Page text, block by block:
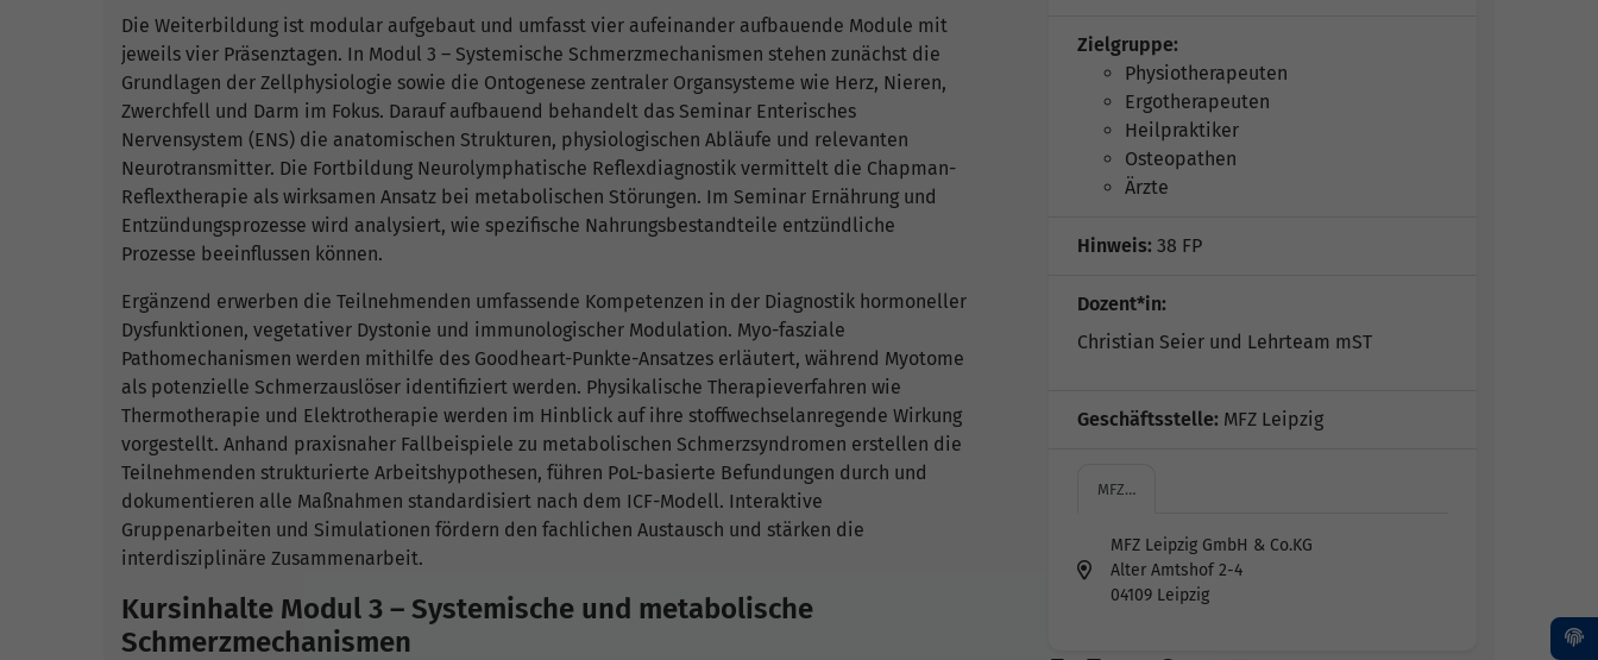
Die Weiterbildung ist modular aufgebaut und umfasst vier aufeinander aufbauende Module mit
jeweils vier Präsenztagen. In Modul 3 – Systemische Schmerzmechanismen stehen zunächst die
Grundlagen der Zellphysiologie sowie die Ontogenese zentraler Organsysteme wie Herz, Nieren,
Zwerchfell und Darm im Fokus. Darauf aufbauend behandelt das Seminar Enterisches
Nervensystem (ENS) die anatomischen Strukturen, physiologischen Abläufe und relevanten
Neurotransmitter. Die Fortbildung Neurolymphatische Reflexdiagnostik vermittelt die Chapman-
Reflextherapie als wirksamen Ansatz bei metabolischen Störungen. Im Seminar Ernährung und
Entzündungsprozesse wird analysiert, wie spezifische Nahrungsbestandteile entzündliche
Prozesse beeinflussen können.
Ergänzend erwerben die Teilnehmenden umfassende Kompetenzen in der Diagnostik hormoneller
Dysfunktionen, vegetativer Dystonie und immunologischer Modulation. Myo-fasziale
Pathomechanismen werden mithilfe des Goodheart-Punkte-Ansatzes erläutert, während Myotome
als potenzielle Schmerzauslöser identifiziert werden. Physikalische Therapieverfahren wie
Thermotherapie und Elektrotherapie werden im Hinblick auf ihre stoffwechselanregende Wirkung
vorgestellt. Anhand praxisnaher Fallbeispiele zu metabolischen Schmerzsyndromen erstellen die
Teilnehmenden strukturierte Arbeitshypothesen, führen PoL-basierte Befundungen durch und
dokumentieren alle Maßnahmen standardisiert nach dem ICF-Modell. Interaktive
Gruppenarbeiten und Simulationen fördern den fachlichen Austausch und stärken die
interdisziplinäre Zusammenarbeit.
Kursinhalte Modul 3 – Systemische und metabolische
Schmerzmechanismen
Zielgruppe:
Physiotherapeuten
Ergotherapeuten
Heilpraktiker
Osteopathen
Ärzte
Hinweis: 38 FP
Dozent*in:
Christian Seier und Lehrteam mST
Geschäftsstelle: MFZ Leipzig
MFZ…
MFZ Leipzig GmbH & Co.KG
Alter Amtshof 2-4
04109 Leipzig